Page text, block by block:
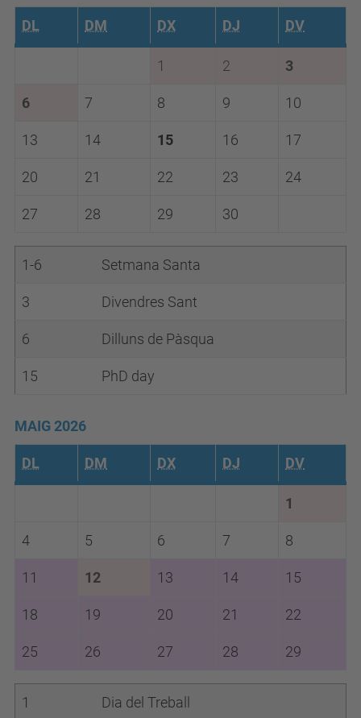
DL DM DX DJ DV
1 2 3
6 7 8 9 10
13 14 15 16 17
20 21 22 23 24
27 28 29 30
1-6 Setmana Santa
3 Divendres Sant
6 Dilluns de Pàsqua
15 PhD day
MAIG 2026
DL DM DX DJ DV
1
4 5 6 7 8
11 12 13 14 15
18 19 20 21 22
25 26 27 28 29
1 Dia del Treball